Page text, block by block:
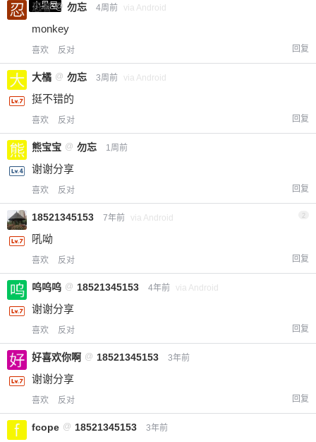
小黑屋
忍者 @ 勿忘 4周前 via Android
monkey
喜欢 反对 回复
大橘 @ 勿忘 3周前 via Android
挺不错的
喜欢 反对 回复
熊宝宝 @ 勿忘 1周前
谢谢分享
喜欢 反对 回复
18521345153 7年前 via Android 2
吼呦
喜欢 反对 回复
呜呜呜 @ 18521345153 4年前 via Android
谢谢分享
喜欢 反对 回复
好喜欢你啊 @ 18521345153 3年前
谢谢分享
喜欢 反对 回复
fcope @ 18521345153 3年前